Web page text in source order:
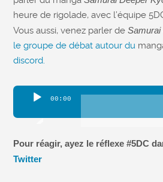
heure de rigolade, avec l’équipe
Vous aussi, venez parler deSamurai
le groupe de débat autour du
discord.
Lecteur
00:00
Pour réagir, ayez le réflexe #5DC
Twitter